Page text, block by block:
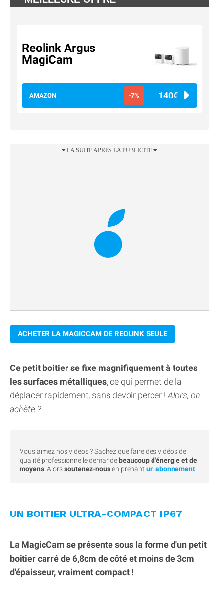
Reolink Argus
MagiCam
AMAZON -7% 140€
ACHETER LA MAGICCAM DE REOLINK SEULE
Ce petit boitier se fixe magnifiquement à toutes
les surfaces métalliques, ce qui permet de la
déplacer rapidement, sans devoir percer !Alors, on
achète ?
Vous aimez nos videos ? Sachez que faire des vidéos de
qualité professionnelle demande beaucoup d'énergie et de
moyens. Alorssoutenez-nousen prenant un abonnement.
UN BOITIER ULTRA-COMPACT IP67
La MagicCam se présente sous la forme d'un petit
boitier carré de 6,8cm de côté et moins de 3cm
d'épaisseur, vraiment compact !